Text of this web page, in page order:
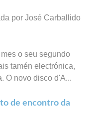
por José Carballido
o seu segundo
tamén electrónica,
O novo disco d'A...
de encontro da